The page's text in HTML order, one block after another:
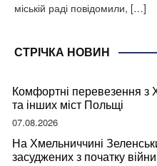
міській раді повідомили, […]
СТРІЧКА НОВИН
Комфортні перевезення
та інших міст Польщі
07.08.2026
На Хмельниччині
засуджених з початку війни